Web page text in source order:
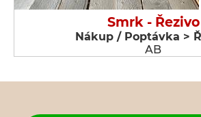
Smrk - Řezivo
Nákup / Poptávka >
AB